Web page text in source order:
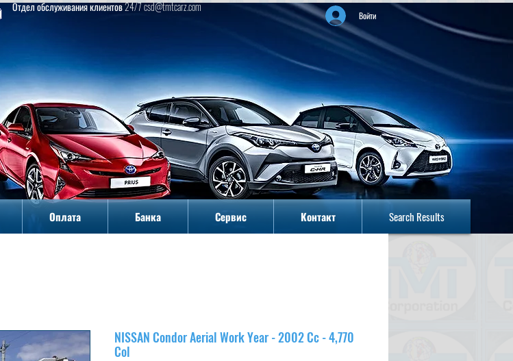
Оплата Банка Сервис Контакт Search Results
Отдел обслуживания клиентов 24/7 csd@tmtcarz.com
Войти
NISSAN Condor Aerial Work Year - 2002 Cc - 4,770
Col
Оплата Банка Сервис Контакт Search Results